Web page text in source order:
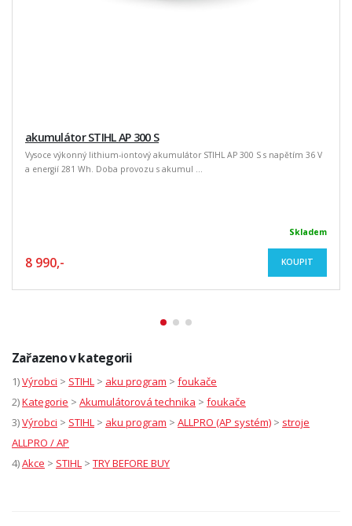
akumulátor STIHL AP 300 S
Vysoce výkonný lithium-iontový akumulátor STIHL AP 300 S s napětím 36 V
a energií 281 Wh. Doba provozu s akumul ...
Skladem
8 990,- KOUPIT
Zařazeno v kategorii
1)Výrobci > STIHL > aku program > foukače
2)Kategorie > Akumulátorová technika > foukače
3)Výrobci > STIHL > aku program > ALLPRO (AP systém) > stroje
ALLPRO / AP
4)Akce > STIHL > TRY BEFORE BUY